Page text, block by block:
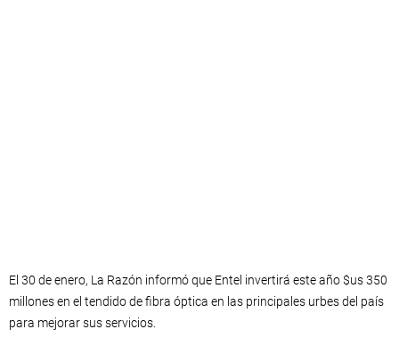
El 30 de enero, La Razón informó que Entel invertirá este año $us 350
millones en el tendido de fibra óptica en las principales urbes del país
para mejorar sus servicios.